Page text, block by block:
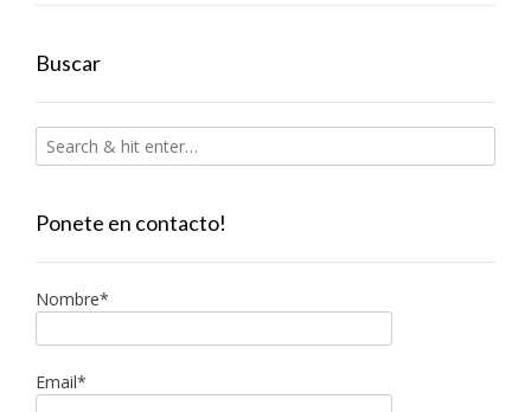
Buscar
Ponete en contacto!
Nombre*
Email*